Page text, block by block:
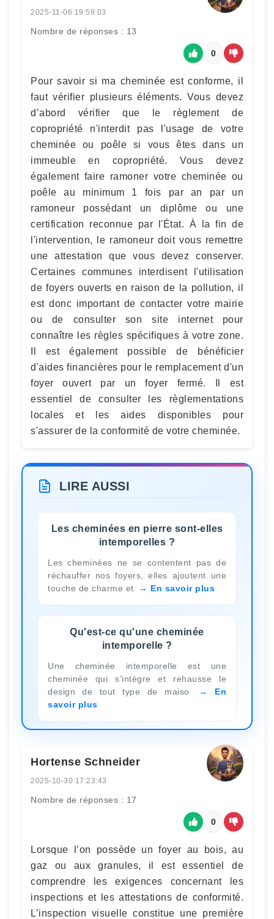
2025-11-06 19:59:03
Nombre de réponses : 13
0
Pour savoir si ma cheminée est conforme, il
faut vérifier plusieurs éléments. Vous devez
d’abord vérifier que le règlement de
copropriété n'interdit pas l'usage de votre
cheminée ou poêle si vous êtes dans un
immeuble en copropriété. Vous devez
également faire ramoner votre cheminée ou
poêle au minimum 1 fois par an par un
ramoneur possédant un diplôme ou une
certification reconnue par l'État. À la fin de
l'intervention, le ramoneur doit vous remettre
une attestation que vous devez conserver.
Certaines communes interdisent l'utilisation
de foyers ouverts en raison de la pollution, il
est donc important de contacter votre mairie
ou de consulter son site internet pour
connaître les règles spécifiques à votre zone.
Il est également possible de bénéficier
d'aides financières pour le remplacement d'un
foyer ouvert par un foyer fermé. Il est
essentiel de consulter les règlementations
locales et les aides disponibles pour
s'assurer de la conformité de votre cheminée.
LIRE AUSSI
Les cheminées en pierre sont-elles
intemporelles ?
Les cheminées ne se contentent pas de
réchauffer nos foyers, elles ajoutent une
touche de charme et
En savoir plus
Qu'est-ce qu'une cheminée
intemporelle ?
Une cheminée intemporelle est une
cheminée qui s’intègre et rehausse le
design de tout type de maiso
En
savoir plus
Hortense Schneider
2025-10-30 17:23:43
Nombre de réponses : 17
0
Lorsque l’on possède un foyer au bois, au
gaz ou aux granules, il est essentiel de
comprendre les exigences concernant les
inspections et les attestations de conformité.
L’inspection visuelle constitue une première